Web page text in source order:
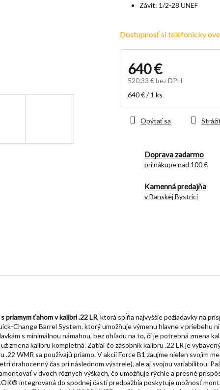
Dostupnosť si telefonicky
640 €
520,33 € bez DPH
Jednotková
640 € / 1 ks
Doprava zadarmo
pri nákupe nad 100 €
Kamenná predajňa
v Banskej Bystrici
Závit: 1/2-28 UNEF
Opýtať sa
priamym ťahom v kalibri .22 LR, ktorá spĺňa najvyššie požiadavky na
Change Barrel System, ktorý umožňuje výmenu hlavne v priebehu
s minimálnou námahou, bez ohľadu na to, či je potrebná zmena
zmena kalibru kompletná. Zatiaľ čo zásobník kalibru .22 LR je
WMR sa používajú priamo. V akcii Force B1 zaujme nielen svojím
drahocenný čas pri následnom výstrele), ale aj svojou variabilitou.
v dvoch rôznych výškach, čo umožňuje rýchle a presné
integrovaná do spodnej časti predpažbia poskytuje možnosť